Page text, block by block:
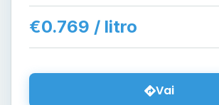
€0.769 / litro
Vai